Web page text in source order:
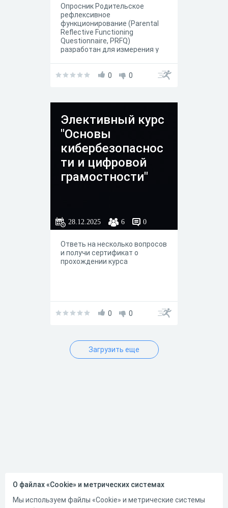
Опросник Родительское
рефлексивное
функционирование (Parental
Reflective Functioning
Questionnaire, PRFQ)
разработан для измерения у
интерпретировать
состояние своих детей для
0 0
Элективный курс
"Основы
кибербезопаснос
ти и цифровой
грамостности"
28.12.2025 6 0
Ответь на несколько вопросов
и получи сертификат о
прохождении курса
0 0
Загрузить еще
О файлах «Cookie» и метрических системах
Мы используем файлы «Cookie» и метрические системы